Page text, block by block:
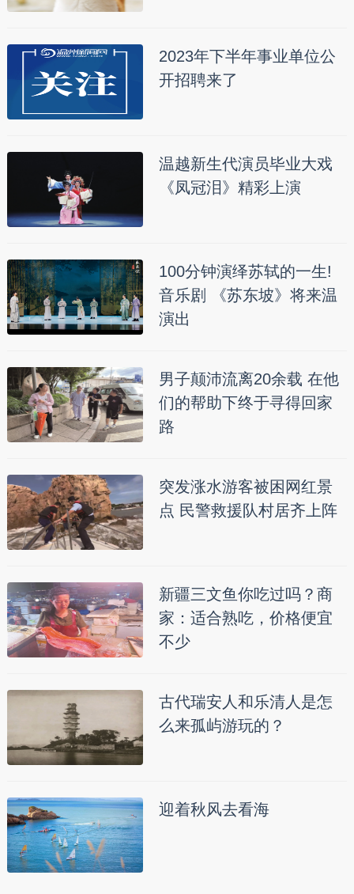
2023年下半年事业单位公
开招聘来了
温越新生代演员毕业大戏
《凤冠泪》精彩上演
100分钟演绎苏轼的一生!
音乐剧 《苏东坡》将来温
演出
男子颠沛流离20余载 在他
们的帮助下终于寻得回家
路
突发涨水游客被困网红景
点 民警救援队村居齐上阵
新疆三文鱼你吃过吗？商
家：适合熟吃，价格便宜
不少
古代瑞安人和乐清人是怎
么来孤屿游玩的？
迎着秋风去看海